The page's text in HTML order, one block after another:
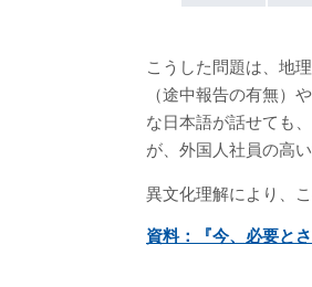
こうした問題は、地
（途中報告の有無）
な日本語が話せても
が、外国人社員の高
異文化理解により、
資料：『今、必要と